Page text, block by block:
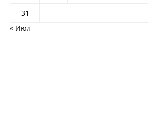
31
« Июл